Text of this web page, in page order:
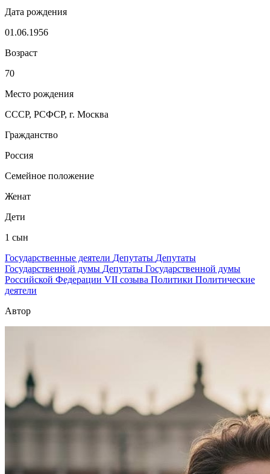
Дата рождения
01.06.1956
Возраст
70
Место рождения
СССР, РСФСР, г. Москва
Гражданство
Россия
Семейное положение
Женат
Дети
1 сын
Государственные деятели Депутаты Депутаты
Государственной думы Депутаты Государственной думы
Российской Федерации VII созыва Политики Политические
деятели
Автор